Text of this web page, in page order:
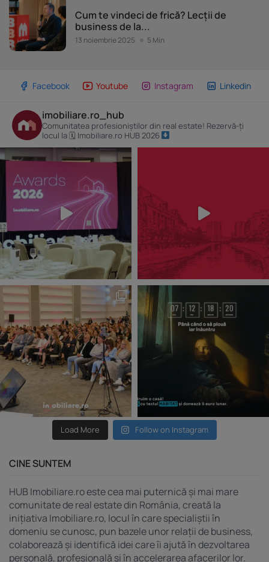
Cum te vindeci de frică? Lecții de
business de la...
13 noiembrie 2025 5 Min
Facebook Youtube Instagram Linkedin
imobiliare.ro_hub
Comunitatea profesioniștilor din real estate! Rezervă-ți
locul la 🗓 Imobiliare.ro HUB 2026
Load More Follow on Instagram
CINE SUNTEM
HUB Imobiliare.ro este cea mai puternică și mai mare
comunitate de real estate din România, creată la
inițiativa Imobiliare.ro, locul în care specialiștii în
domeniu se cunosc, pun bazele unor relații de business,
colaborează și identifică idei care îi ajută în dezvoltarea
personală, profesională și în accelerarea afacerilor lor.